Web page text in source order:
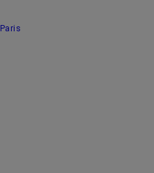
Paris